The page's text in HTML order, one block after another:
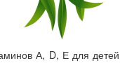
А, D, Е для детей